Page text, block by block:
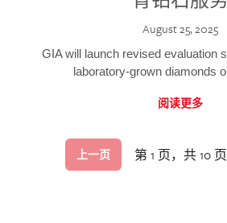
August 25, 2025
GIA will launch revised evaluation
laboratory-grown diamonds
阅读更多
上一页 第 1 页，共 10 页